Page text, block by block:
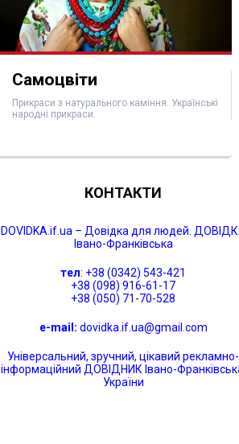
Самоцвіти
Прикраси з натурального каміння. Українські
народні прикраси.
КОНТАКТИ
DOVIDKA.if.ua – Довідка для людей.
Івано-Франківська
тел: +38 (0342) 543-421
+38 (098) 916-61-17
+38 (050) 71-70-528
e-mail: dovidka.if.ua@gmail.com
Універсальний, зручний, цікавий рекламно-
інформаційний ДОВІДНИК Івано-
України